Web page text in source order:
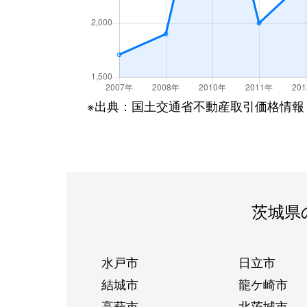
※出典：国土交通省不動産取引価格情
茨城
水戸市
日立市
結城市
龍ケ崎市